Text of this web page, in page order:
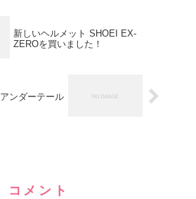
新しいヘルメット SHOEI EX-
ZEROを買いました！
アンダーテール
コメント